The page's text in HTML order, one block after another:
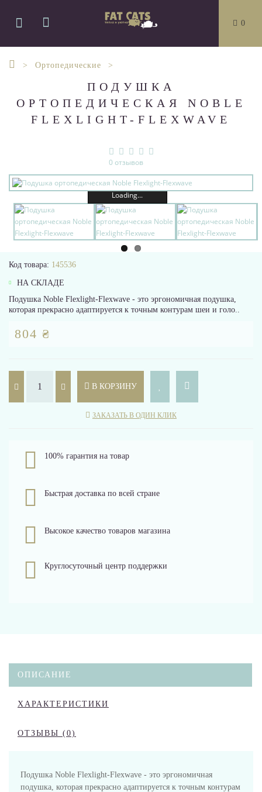
0
Ортопедические
ПОДУШКА
ОРТОПЕДИЧЕСКАЯ NOBLE
FLEXLIGHT-FLEXWAVE
0 отзывов
Loading...
Код товара: 145536
НА СКЛАДЕ
Подушка Noble Flexlight-Flexwave - это эргономичная подушка,
которая прекрасно адаптируется к точным контурам шеи и голо..
804 ₴
В КОРЗИНУ
ЗАКАЗАТЬ В ОДИН КЛИК
100% гарантия на товар
Быстрая доставка по всей стране
Высокое качество товаров магазина
Круглосуточный центр поддержки
ОПИСАНИЕ
ХАРАКТЕРИСТИКИ
ОТЗЫВЫ (0)
Подушка Noble Flexlight-Flexwave - это эргономичная
подушка, которая прекрасно адаптируется к точным контурам